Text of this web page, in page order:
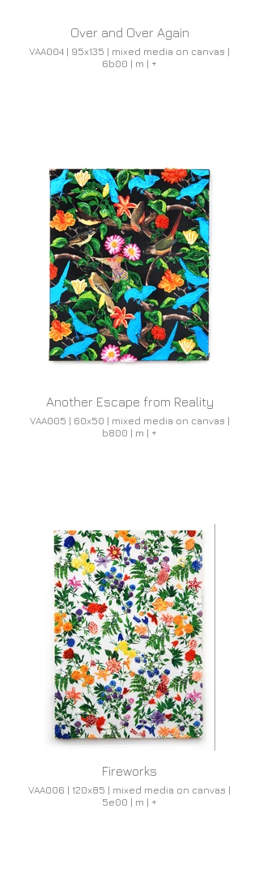
Over and Over Again
VAA004 | 95x135 | mixed media on canvas |
6b00 | m | +
Another Escape from Reality
VAA005 | 60x50 | mixed media on canvas |
b800 | m | +
Fireworks
VAA006 | 120x85 | mixed media on canvas |
5e00 | m | +